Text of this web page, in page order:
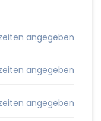
angegeben
angegeben
angegeben